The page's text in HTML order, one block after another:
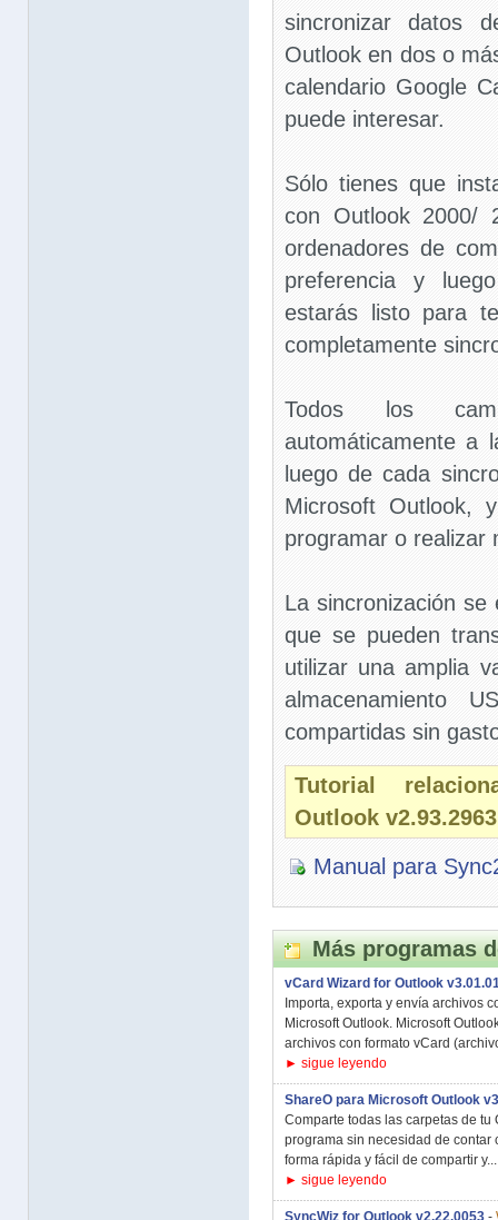
sincronizar datos
Outlook en dos o
calendario Google
puede interesar.
Sólo tienes que
con Outlook 2000/
ordenadores de
preferencia y
estarás listo para
completamente
Todos los
automáticamente a
luego de cada
Microsoft Outlook,
programar o realizar
La sincronización se
que se pueden
utilizar una amplia
almacenamiento
compartidas sin
Tutorial
Outlook v2.93.2963
Manual para
Más programas
vCard Wizard for Outlook
Importa, exporta y envía archivos
Microsoft Outlook. Microsoft
archivos con formato vCard
► sigue leyendo
ShareO para Microsoft Outlook
Comparte todas las carpetas de
programa sin necesidad de contar
forma rápida y fácil de compartir y...
► sigue leyendo
SyncWiz for Outlook v2.22.0053 -